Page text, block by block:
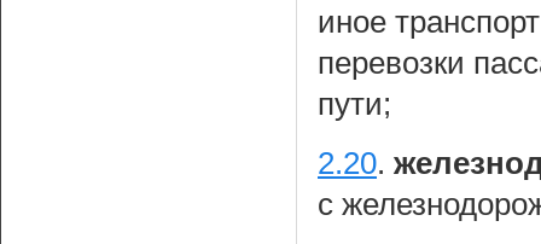
иное
перевозки
пути;
2.20.
с